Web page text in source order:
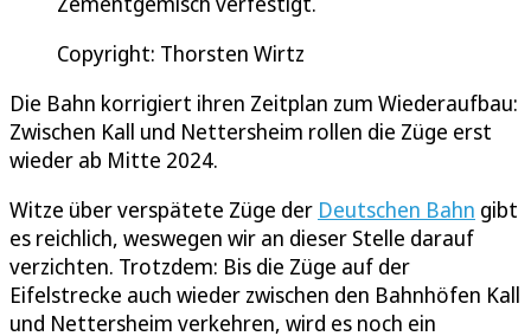
Copyright: Thorsten Wirtz
Die Bahn korrigiert ihren Zeitplan zum Wiederaufbau:
Zwischen Kall und Nettersheim rollen die Züge erst
wieder ab Mitte 2024.
Witze über verspätete Züge der Deutschen Bahn gibt
es reichlich, weswegen wir an dieser Stelle darauf
verzichten. Trotzdem: Bis die Züge auf der
Eifelstrecke auch wieder zwischen den Bahnhöfen Kall
und Nettersheim verkehren, wird es noch ein